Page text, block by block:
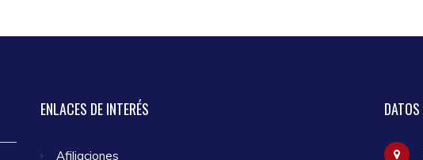
ENLACES DE INTERÉS
Afiliaciones
DATOS